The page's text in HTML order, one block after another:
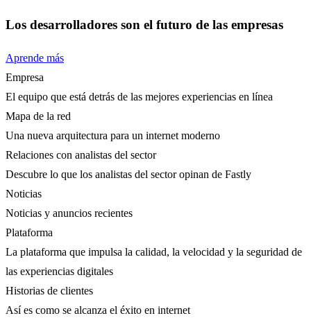
Los desarrolladores son el futuro de las empresas
Aprende más
Empresa
El equipo que está detrás de las mejores experiencias en línea
Mapa de la red
Una nueva arquitectura para un internet moderno
Relaciones con analistas del sector
Descubre lo que los analistas del sector opinan de Fastly
Noticias
Noticias y anuncios recientes
Plataforma
La plataforma que impulsa la calidad, la velocidad y la seguridad de
las experiencias digitales
Historias de clientes
Así es como se alcanza el éxito en internet